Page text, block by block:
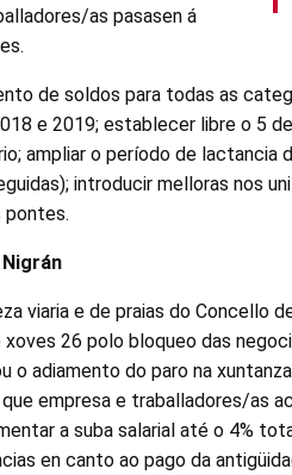
as pasasen á
de soldos para todas as
e 2019; establecer libre o 5
ampliar o período de lactancia
introducir melloras nos
pontes.
viaria e de praias do Concello
26 polo bloqueo das
o adiamento do paro na
empresa e traballadores/as
a suba salarial até o 4%
en canto ao pago da